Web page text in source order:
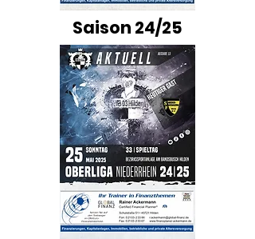
Saison 24/25